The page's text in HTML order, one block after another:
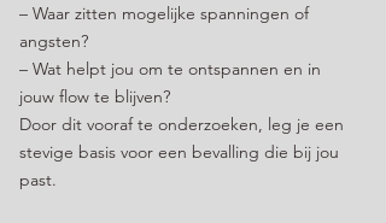
– Waar zitten mogelijke spanningen of
angsten?
– Wat helpt jou om te ontspannen en in
jouw flow te blijven?
Door dit vooraf te onderzoeken, leg je een
stevige basis voor een bevalling die bij jou
past.